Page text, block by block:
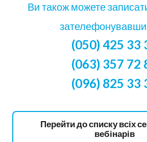
Ви також можете
(050) 425 33
(063) 357 72
(096) 825 33
Перейти до списку всіх
вебінарів